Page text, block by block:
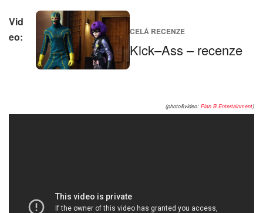
CELÁ RECENZE
Kick–Ass – recenze
(photo&video: Plan B Entertainment)
Vid
eo: